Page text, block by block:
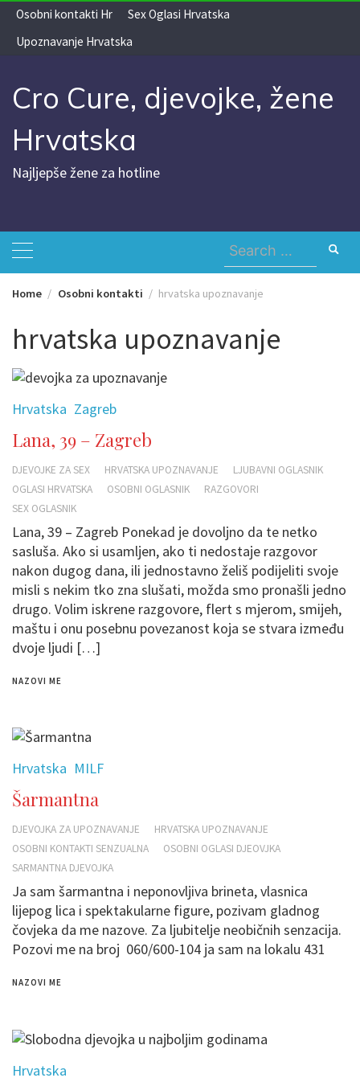
Skip
content
Osobni kontakti Hr
Sex Oglasi Hrvatska
Upoznavanje Hrvatska
Cro Cure, djevojke, žene
Hrvatska
Najljepše žene za hotline
Search
for:
Home Osobni kontakti hrvatska upoznavanje
hrvatska upoznavanje
Hrvatska Zagreb
Lana, 39 – Zagreb
DJEVOJKE ZA SEX HRVATSKA UPOZNAVANJE
LJUBAVNI OGLASNIK
OGLASI HRVATSKA
OSOBNI OGLASNIK
RAZGOVORI
SEX OGLASNIK
Lana, 39 – Zagreb Ponekad je dovoljno da te netko
sasluša. Ako si usamljen, ako ti nedostaje razgovor
nakon dugog dana, ili jednostavno želiš podijeliti svoje
misli s nekim tko zna slušati, možda smo pronašli jedno
drugo. Volim iskrene razgovore, flert s mjerom, smijeh,
maštu i onu posebnu povezanost koja se stvara između
dvoje ljudi […]
NAZOVI ME
Hrvatska MILF
Šarmantna
DJEVOJKA ZA UPOZNAVANJE
HRVATSKA UPOZNAVANJE
OSOBNI KONTAKTI SENZUALNA
OSOBNI OGLASI DJEOVJKA
SARMANTNA DJEVOJKA
Ja sam šarmantna i neponovljiva brineta, vlasnica
lijepog lica i spektakularne figure, pozivam gladnog
čovjeka da me nazove. Za ljubitelje neobičnih senzacija.
Pozovi me na broj 060/600-104 ja sam na lokalu 431
NAZOVI ME
Hrvatska